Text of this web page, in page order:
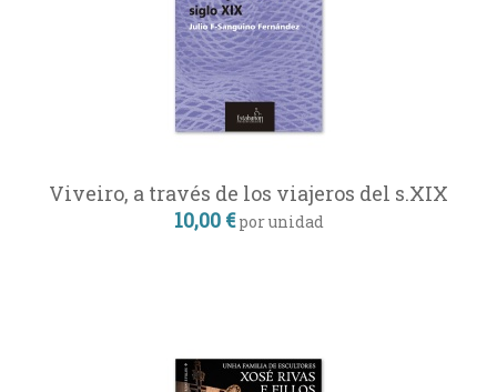
Viveiro, a través de los viajeros del s.XIX
10,00 € por unidad